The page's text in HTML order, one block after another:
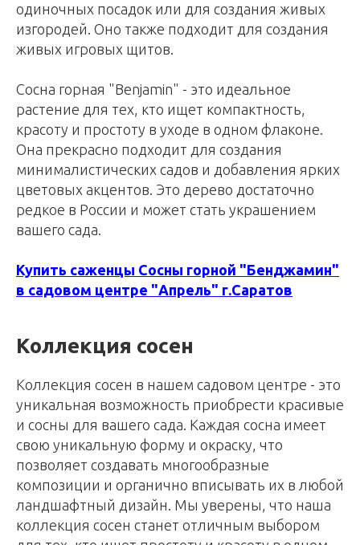
одиночных посадок или для создания живых
изгородей. Оно также подходит для создания
живых игровых щитов.
Сосна горная "Benjamin" - это идеальное
растение для тех, кто ищет компактность,
красоту и простоту в уходе в одном флаконе.
Она прекрасно подходит для создания
минималистических садов и добавления ярких
цветовых акцентов. Это дерево достаточно
редкое в России и может стать украшением
вашего сада.
Купить саженцы Сосны горной "Бенджамин"
в садовом центре "Апрель" г.Саратов
Коллекция сосен
Коллекция сосен в нашем садовом центре - это
уникальная возможность приобрести красивые
и сосны для вашего сада. Каждая сосна имеет
свою уникальную форму и окраску, что
позволяет создавать многообразные
композиции и органично вписывать их в любой
ландшафтный дизайн. Мы уверены, что наша
коллекция сосен станет отличным выбором